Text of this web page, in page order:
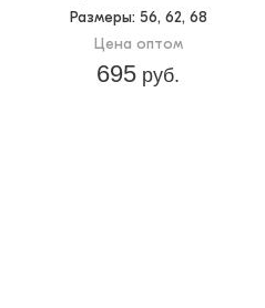
Размеры: 56, 62, 68
Цена оптом
695 руб.